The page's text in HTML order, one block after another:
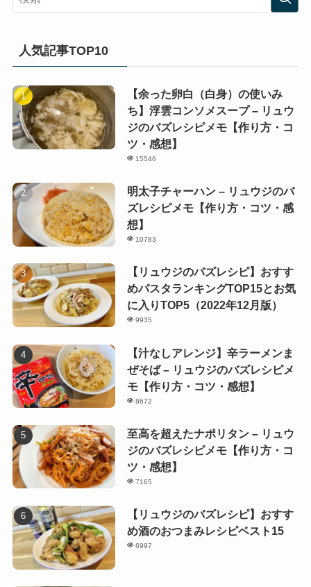
人気記事TOP10
【余った卵白（白身）の使いみ
ち】浮雲コンソメスープ – リュウ
ジのバズレシピメモ【作り方・コ
ツ・感想】
15546
明太子チャーハン – リュウジのバ
ズレシピメモ【作り方・コツ・感
想】
10783
【リュウジのバズレシピ】おすす
めパスタランキングTOP15とお気
に入りTOP5（2022年12月版）
9935
【汁なしアレンジ】辛ラーメンま
ぜそば – リュウジのバズレシピメ
モ【作り方・コツ・感想】
8672
至高を超えたナポリタン – リュウ
ジのバズレシピメモ【作り方・コ
ツ・感想】
7165
【リュウジのバズレシピ】おすす
め酒のおつまみレシピベスト15
6997